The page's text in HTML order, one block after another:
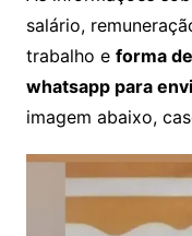
salário,
trabalho e forma
whatsapp para
imagem abaixo,